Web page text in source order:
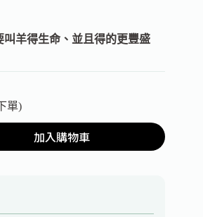
叫羊得生命、並且得的更豐盛
單)
加入購物車